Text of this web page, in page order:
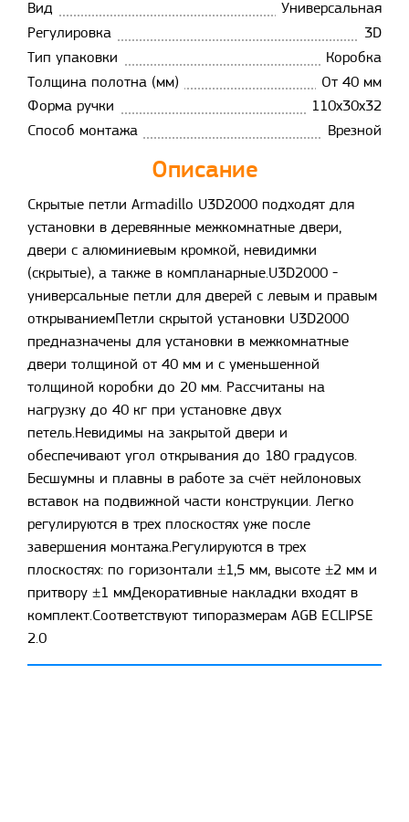
Вид
Универсальная
Регулировка
3D
Тип упаковки
Коробка
Толщина полотна (мм)
От 40 мм
Форма ручки
110х30х32
Способ монтажа
Врезной
Описание
Скрытые петли Armadillo U3D2000 подходят для
установки в деревянные межкомнатные двери,
двери с алюминиевым кромкой, невидимки
(скрытые), а также в компланарные.U3D2000 -
универсальные петли для дверей с левым и правым
открываниемПетли скрытой установки U3D2000
предназначены для установки в межкомнатные
двери толщиной от 40 мм и с уменьшенной
толщиной коробки до 20 мм. Рассчитаны на
нагрузку до 40 кг при установке двух
петель.Невидимы на закрытой двери и
обеспечивают угол открывания до 180 градусов.
Бесшумны и плавны в работе за счёт нейлоновых
вставок на подвижной части конструкции. Легко
регулируются в трех плоскостях уже после
завершения монтажа.Регулируются в трех
плоскостях: по горизонтали ±1,5 мм, высоте ±2 мм и
притвору ±1 ммДекоративные накладки входят в
комплект.Соответствуют типоразмерам AGB ECLIPSE
2.0